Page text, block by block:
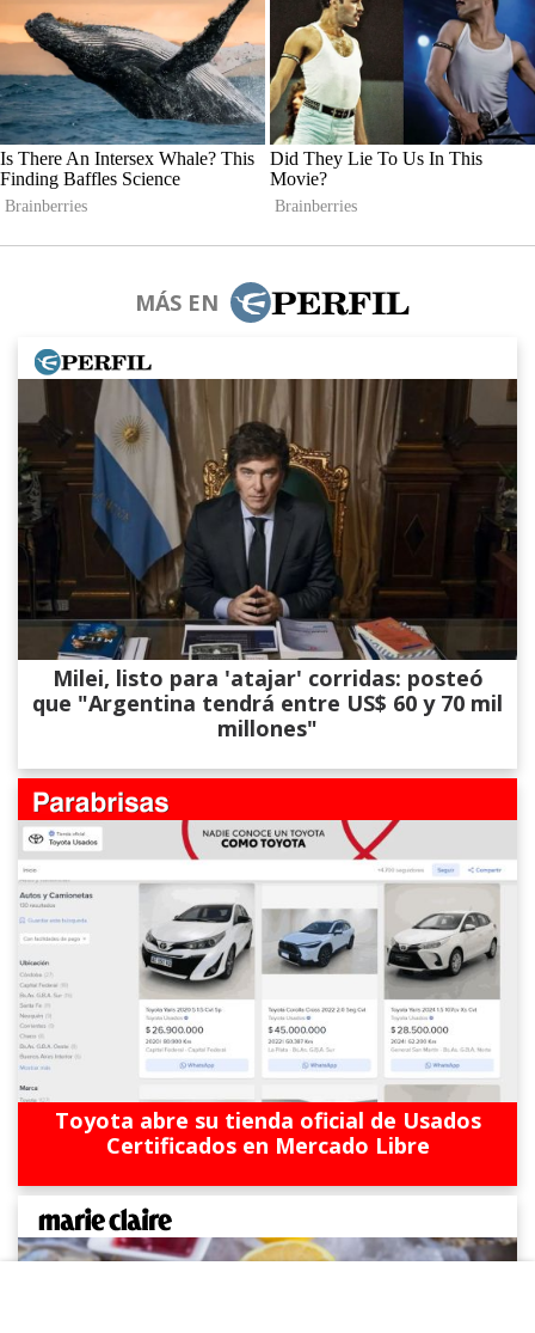
MÁS EN
Milei, listo para 'atajar' corridas: posteó
que "Argentina tendrá entre US$ 60 y 70 mil
millones"
Toyota abre su tienda oficial de Usados
Certificados en Mercado Libre